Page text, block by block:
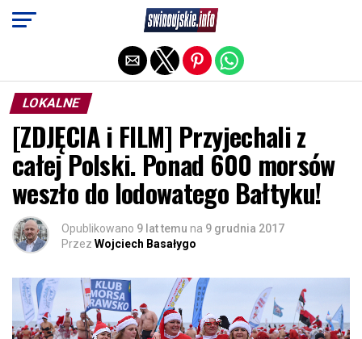
LOKALNE
[ZDJĘCIA i FILM] Przyjechali z
całej Polski. Ponad 600 morsów
weszło do lodowatego Bałtyku!
Opublikowano 9 lat temu na 9 grudnia 2017
Przez Wojciech Basałygo
Exit mobile version